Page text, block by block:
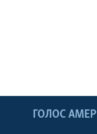
ГОЛОС